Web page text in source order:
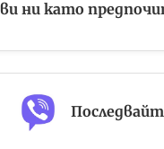
ни като